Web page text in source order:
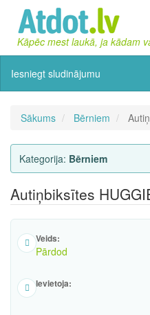
Kāpēc mest laukā, ja kādam
Iesniegt sludinājumu
Sākums Bērniem
Kategorija: Bērniem
Autiņbiksītes
Veids:
Pārdod
Ievietoja: